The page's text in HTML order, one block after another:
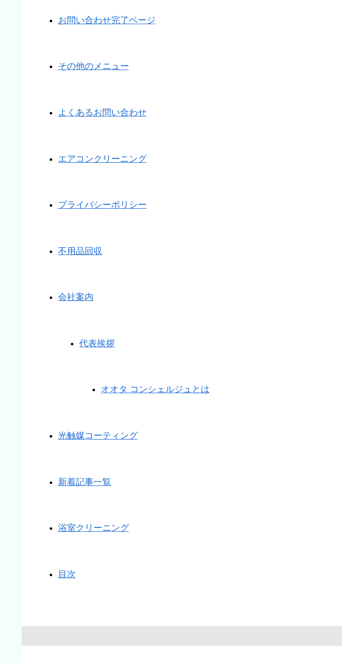
お問い合わせ完了ページ
その他のメニュー
よくあるお問い合わせ
エアコンクリーニング
プライバシーポリシー
不用品回収
会社案内
代表挨拶
オオタ コンシェルジュとは
光触媒コーティング
新着記事一覧
浴室クリーニング
目次